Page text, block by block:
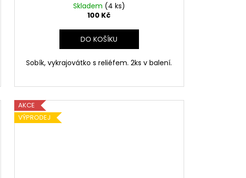
Skladem (4 ks)
100 Kč
DO KOŠÍKU
Sobík, vykrajovátko s reliéfem. 2ks v balení.
AKCE
VÝPRODEJ